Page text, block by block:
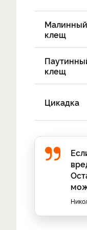
Малинный
клещ
клещ
Цикадка